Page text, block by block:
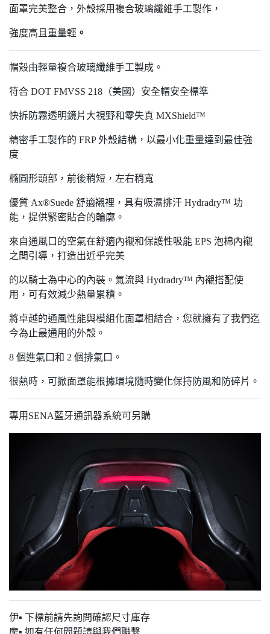
面罩完美整合，外殼採用複合玻璃纖維手工製作，
強度高且重量輕 。
帽殼由輕量複合玻璃纖維手工製成。
符合 DOT FMVSS 218（美國）安全帽安全標準
快拆防霧透明鏡片大視野和零失真 MXShield™
精密手工製作的 FRP 外殼結構，以最小化重量達到最佳強
度
橢圓形頭部，前後稍短，左右稍寬
優質 Ax®Suede 舒適襯裡，具有吸濕排汗 Hydradry™ 功
能，提供緊密貼合的輪廓。
來自通風口的空氣在舒適內襯和保護性吸能 EPS 泡棉內襯
之間引導，打造出近乎完美
的以騎士為中心的內裝。氣流與 Hydradry™ 內襯搭配使
用，可有效減少熱量累積。
將卓越的通風性能與模組化面罩相結合，您就擁有了我們迄
今為止最通用的外殼。
8 個進氣口和 2 個排氣口。
很熱時，可掀面罩能根據環境隨時變化保持防風和防碎片。
專用SENA藍牙通訊器系統可另購
伊▪ 下標前請先詢問確認尺寸庫存